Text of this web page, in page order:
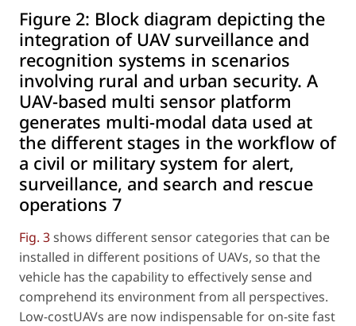
Figure 2: Block diagram depicting the
integration of UAV surveillance and
recognition systems in scenarios
involving rural and urban security. A
UAV-based multi sensor platform
generates multi-modal data used at
the different stages in the workflow of
a civil or military system for alert,
surveillance, and search and rescue
operations 7
Fig. 3shows different sensor categories that can be
installed in different positions of UAVs, so that the
vehicle has the capability to effectively sense and
comprehend its environment from all perspectives.
Low-costUAVs are now indispensable for on-site fast